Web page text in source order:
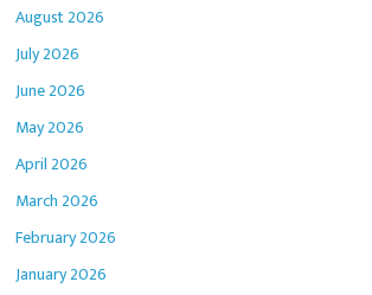
August 2026
July 2026
June 2026
May 2026
April 2026
March 2026
February 2026
January 2026